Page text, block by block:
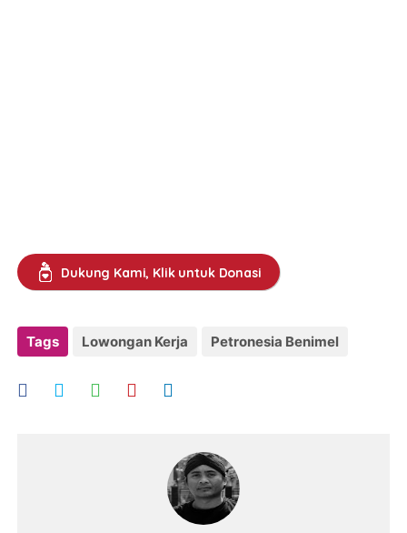
Dukung Kami, Klik untuk Donasi
Tags Lowongan Kerja Petronesia Benimel